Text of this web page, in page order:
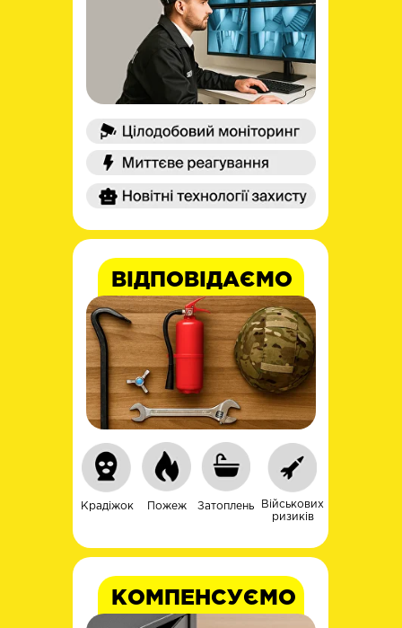
ВІДПОВІДАЄМО
Крадіжок Пожеж Затоплень
Військових
ризиків
КОМПЕНСУЄМО